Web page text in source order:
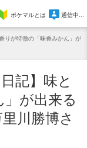
ポケマルとは 通信中...
りが特徴の「味香みかん」が
記】味と
が出来る
川勝博さ